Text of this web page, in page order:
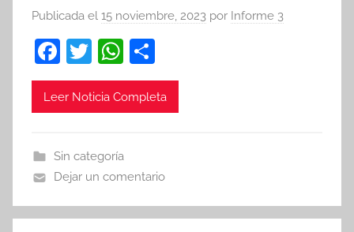
Publicada el 15 noviembre, 2023 por Informe 3
F
a
c
b
o
o
T
w
itt
W
h
at
A
p
p
o
m
tir
Leer Noticia Completa
Sin categoría
Dejar un comentario